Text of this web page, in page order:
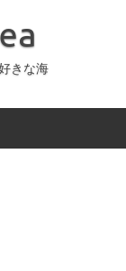
きな海